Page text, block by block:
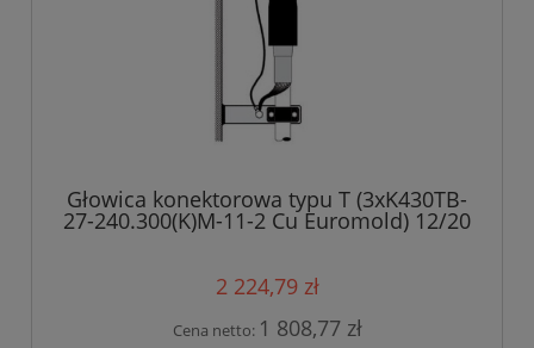
Głowica konektorowa typu T (3xK430TB-
27-240.300(K)M-11-2 Cu Euromold) 12/20
2 224,79 zł
Cena netto: 1 808,77 zł